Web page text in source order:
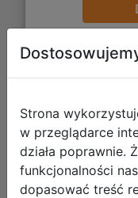
Strona
w przeglądarce
działa poprawnie.
funkcjonalności
dopasować treść